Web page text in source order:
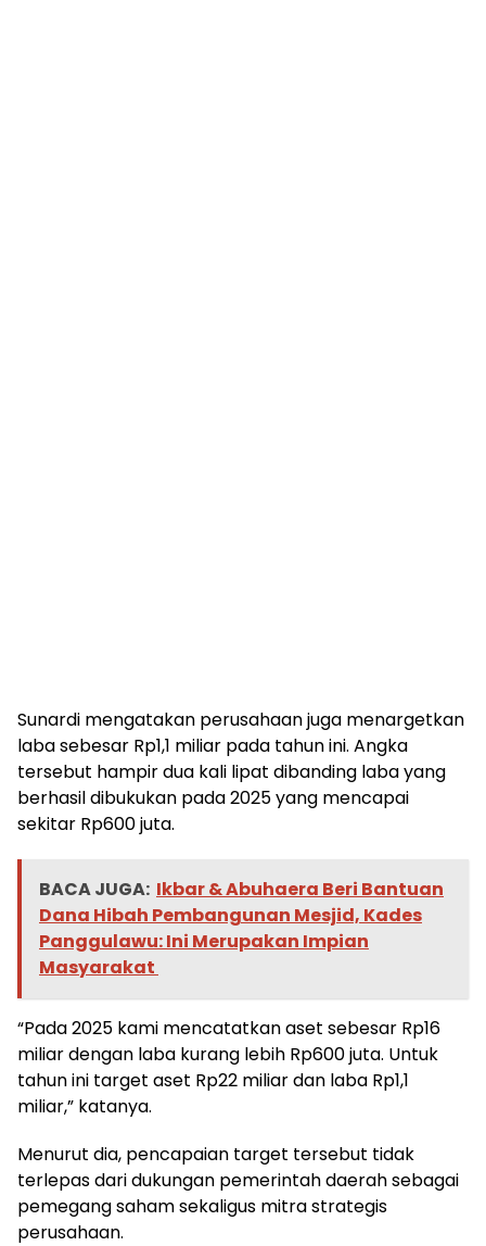
Sunardi mengatakan perusahaan juga menargetkan
laba sebesar Rp1,1 miliar pada tahun ini. Angka
tersebut hampir dua kali lipat dibanding laba yang
berhasil dibukukan pada 2025 yang mencapai
sekitar Rp600 juta.
BACA JUGA: Ikbar & Abuhaera Beri Bantuan
Dana Hibah Pembangunan Mesjid, Kades
Panggulawu: Ini Merupakan Impian
Masyarakat
“Pada 2025 kami mencatatkan aset sebesar Rp16
miliar dengan laba kurang lebih Rp600 juta. Untuk
tahun ini target aset Rp22 miliar dan laba Rp1,1
miliar,” katanya.
Menurut dia, pencapaian target tersebut tidak
terlepas dari dukungan pemerintah daerah sebagai
pemegang saham sekaligus mitra strategis
perusahaan.